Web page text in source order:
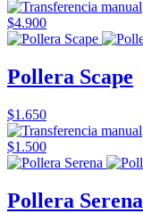
$4.900
Pollera Scape
$1.650
$1.500
Pollera Serena